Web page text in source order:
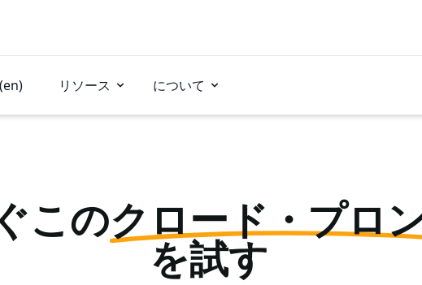
リソース について
このクロード・プロ
を試す